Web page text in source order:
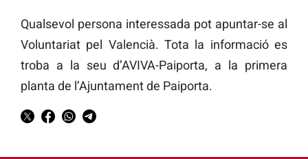
Qualsevol persona interessada pot apuntar-se al
Voluntariat pel Valencià. Tota la informació es
troba a la seu d’AVIVA-Paiporta, a la primera
planta de l’Ajuntament de Paiporta.